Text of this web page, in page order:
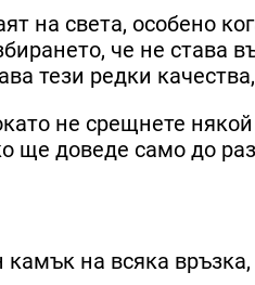
на света, особено
че не става
тези редки
не срещнете
ще доведе само до
на всяка